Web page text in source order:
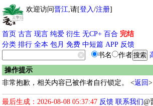
欢迎访问晋江,请[登入/注册]
首页 古言 现言 纯爱 衍生 无CP+ 百合 完结
分类 排行 全本 包月 免费 中短篇 APP 反馈
书名
作者
操作提示
非常抱歉，相关内容已被作者自行锁定。 <返回>
最后生成：2026-08-08 05:37:47 反馈 联系我们@